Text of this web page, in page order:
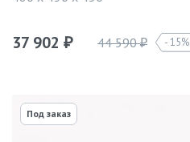
37 902 ₽ 44 590₽ 15%
Под заказ